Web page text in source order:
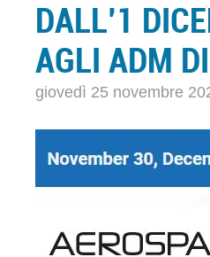
DALL'1
AGLI ADM
giovedì 25 novembre